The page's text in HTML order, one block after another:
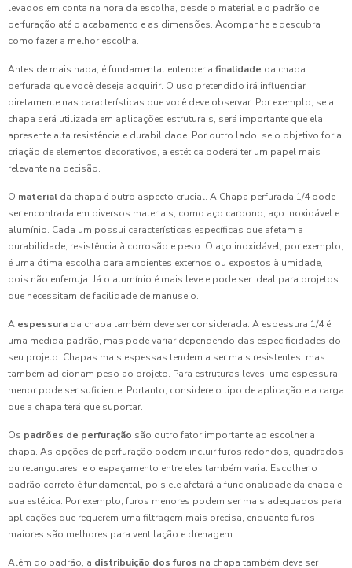
levados em conta na hora da escolha, desde o material e o padrão de
perfuração até o acabamento e as dimensões. Acompanhe e descubra
como fazer a melhor escolha.
Antes de mais nada, é fundamental entender a finalidade da chapa
perfurada que você deseja adquirir. O uso pretendido irá influenciar
diretamente nas características que você deve observar. Por exemplo, se a
chapa será utilizada em aplicações estruturais, será importante que ela
apresente alta resistência e durabilidade. Por outro lado, se o objetivo for a
criação de elementos decorativos, a estética poderá ter um papel mais
relevante na decisão.
O material da chapa é outro aspecto crucial. A Chapa perfurada 1/4 pode
ser encontrada em diversos materiais, como aço carbono, aço inoxidável e
alumínio. Cada um possui características específicas que afetam a
durabilidade, resistência à corrosão e peso. O aço inoxidável, por exemplo,
é uma ótima escolha para ambientes externos ou expostos à umidade,
pois não enferruja. Já o alumínio é mais leve e pode ser ideal para projetos
que necessitam de facilidade de manuseio.
A espessura da chapa também deve ser considerada. A espessura 1/4 é
uma medida padrão, mas pode variar dependendo das especificidades do
seu projeto. Chapas mais espessas tendem a ser mais resistentes, mas
também adicionam peso ao projeto. Para estruturas leves, uma espessura
menor pode ser suficiente. Portanto, considere o tipo de aplicação e a carga
que a chapa terá que suportar.
Os padrões de perfuração são outro fator importante ao escolher a
chapa. As opções de perfuração podem incluir furos redondos, quadrados
ou retangulares, e o espaçamento entre eles também varia. Escolher o
padrão correto é fundamental, pois ele afetará a funcionalidade da chapa e
sua estética. Por exemplo, furos menores podem ser mais adequados para
aplicações que requerem uma filtragem mais precisa, enquanto furos
maiores são melhores para ventilação e drenagem.
Além do padrão, a distribuição dos furos na chapa também deve ser